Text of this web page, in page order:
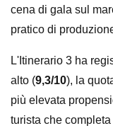
cena di gala sul
pratico di
L'Itinerario 3 ha
alto (9,3/10), la
più elevata
turista che